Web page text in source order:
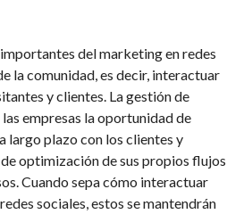
del marketing en redes
la comunidad, es decir, interactuar
y clientes. La gestión de
empresas la oportunidad de
largo plazo con los clientes y
optimización de sus propios flujos
Cuando sepa cómo interactuar
sociales, estos se mantendrán